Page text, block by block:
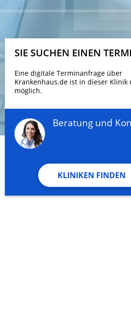
SIE SUCHEN EINEN
Eine digitale Terminanfrage über
Krankenhaus.de ist in dieser Klinik
möglich.
Beratung und
KLINIKEN FINDEN